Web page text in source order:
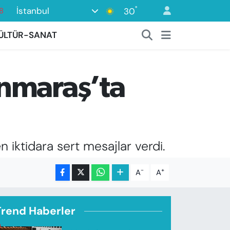
İstanbul 30°
SANAT
iktidara sert mesajlar verdi.
A- A+
Haberler